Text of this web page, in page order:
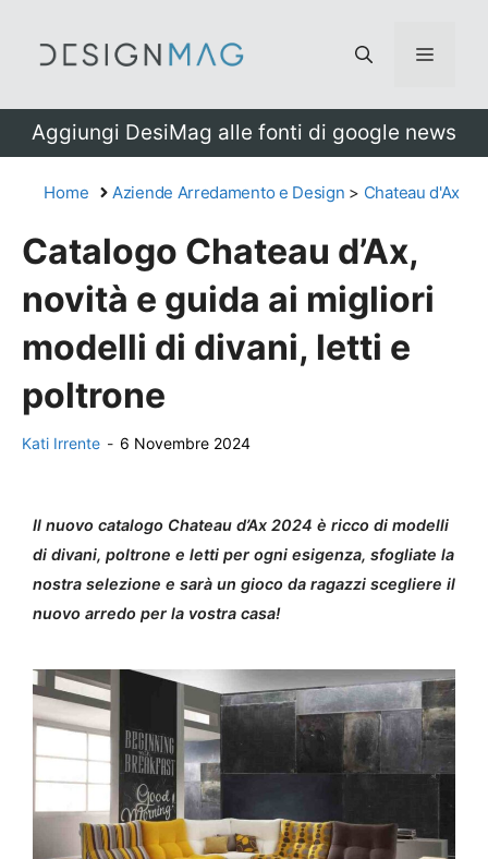
Menu
Aggiungi DesiMag alle fonti di google news
Home Aziende Arredamento e Design > Chateau d'Ax
Catalogo Chateau d’Ax,
novità e guida ai migliori
modelli di divani, letti e
poltrone
Kati Irrente - 6 Novembre 2024
Il nuovo catalogo Chateau d’Ax 2024 è ricco di modelli
di divani, poltrone e letti per ogni esigenza, sfogliate la
nostra selezione e sarà un gioco da ragazzi scegliere il
nuovo arredo per la vostra casa!